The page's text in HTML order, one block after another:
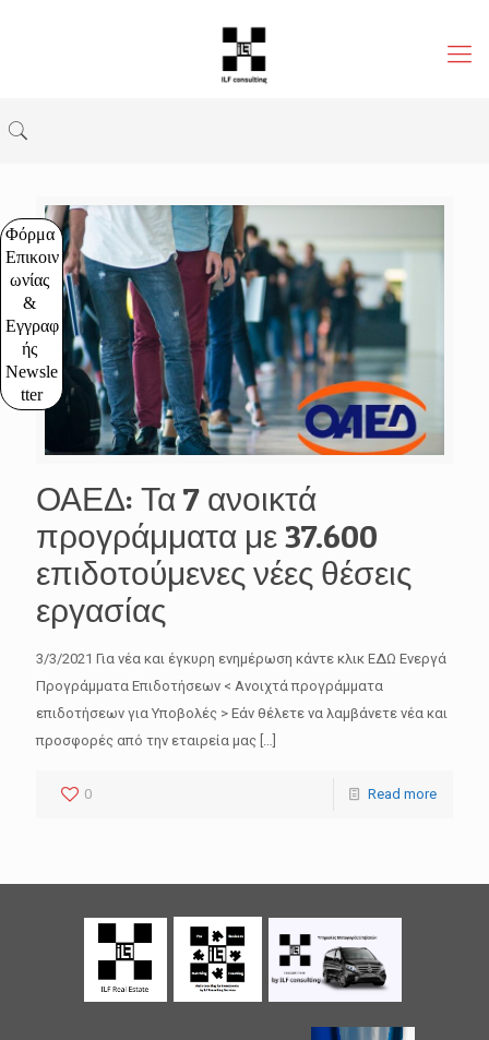
Φόρμα
Επικοιν
ωνίας
&
Εγγραφ
ής
Newsle
tter
ΟΑΕΔ: Τα 7 ανοικτά
προγράμματα με 37.600
επιδοτούμενες νέες θέσεις
εργασίας
3/3/2021 Για νέα και έγκυρη ενημέρωση κάντε κλικ ΕΔΩ Ενεργά
Προγράμματα Επιδοτήσεων < Ανοιχτά προγράμματα
επιδοτήσεων για Υποβολές > Εάν θέλετε να λαμβάνετε νέα και
προσφορές από την εταιρεία μας
0 Read more